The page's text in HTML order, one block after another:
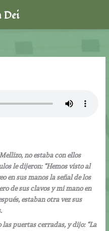
no estaba con ellos
le dijeron: “Hemos visto al
en sus manos la señal de los
de sus clavos y mi mano en
estaban otra vez sus
las puertas cerradas, y dijo: “La
Dei